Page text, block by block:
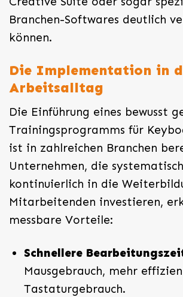
Branchen-Softwares deutlich
können.
Die Implementation in
Arbeitsalltag
Die Einführung eines bewusst
Trainingsprogramms für
ist in zahlreichen Branchen
Unternehmen, die
kontinuierlich in die
Mitarbeitenden investieren,
messbare Vorteile:
Schnellere
Mausgebrauch, mehr
Tastaturgebrauch.